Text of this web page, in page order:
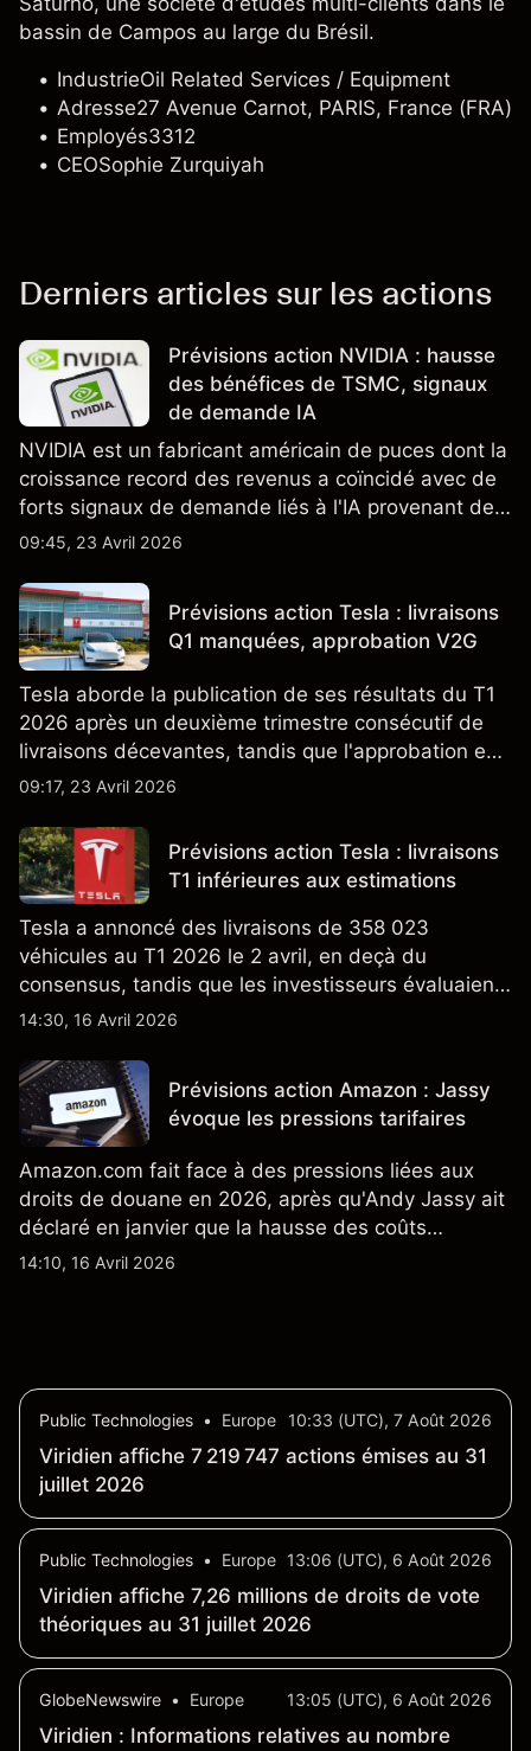
bassin de Campos au large du Brésil.
IndustrieOil Related Services / Equipment
Adresse27 Avenue Carnot, PARIS, France (FRA)
Employés3312
CEOSophie Zurquiyah
Derniers articles sur les actions
Prévisions action NVIDIA : hausse
des bénéfices de TSMC, signaux
de demande IA
NVIDIA est un fabricant américain de puces dont la
croissance record des revenus a coïncidé avec de
forts signaux de demande liés à l'IA provenant de
partenaires clés de la chaîne d'approvisionnement,
passées ne préjugent pas des résultats futurs.
09:45, 23 Avril 2026
Prévisions action Tesla : livraisons
Q1 manquées, approbation V2G
Tesla aborde la publication de ses résultats du T1
2026 après un deuxième trimestre consécutif de
livraisons décevantes, tandis que l'approbation en
Californie d'un programme V2G pour le Cybertruck
énergétique.
09:17, 23 Avril 2026
Prévisions action Tesla : livraisons
T1 inférieures aux estimations
Tesla a annoncé des livraisons de 358 023
véhicules au T1 2026 le 2 avril, en deçà du
consensus, tandis que les investisseurs évaluaient
également la croissance des stocks et les projets
nouveau SUV. Découvrez les objectifs de cours
TSLA d'analystes tiers.
14:30, 16 Avril 2026
Prévisions action Amazon : Jassy
évoque les pressions tarifaires
Amazon.com fait face à des pressions liées aux
droits de douane en 2026, après qu'Andy Jassy ait
déclaré en janvier que la hausse des coûts
d'importation commençait à se répercuter sur
14:10, 16 Avril 2026
Public Technologies • Europe 10:33 (UTC), 7 Août 2026
Viridien affiche 7 219 747 actions émises au 31
juillet 2026
Public Technologies • Europe 13:06 (UTC), 6 Août 2026
Viridien affiche 7,26 millions de droits de vote
théoriques au 31 juillet 2026
GlobeNewswire • Europe 13:05 (UTC), 6 Août 2026
Viridien : Informations relatives au nombre